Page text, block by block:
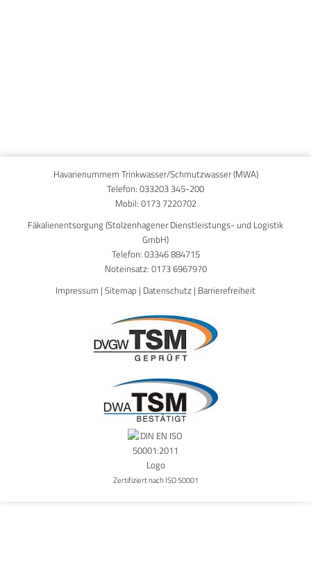
Published on6. November 2025
Havarienummern Trinkwasser/Schmutzwasser (MWA)
Telefon: 033203 345-200
Mobil: 0173 7220702
Fäkalienentsorgung (Stolzenhagener Dienstleistungs- und Logistik
GmbH)
Telefon: 03346 884715
Noteinsatz: 0173 6967970
Impressum | Sitemap | Datenschutz | Barrierefreiheit
Zertifiziert nach ISO 50001